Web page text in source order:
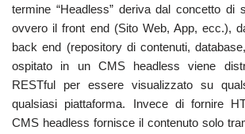
termine “Headless” deriva dal concetto di
ovvero il front end (Sito Web, App, ecc.),
back end (repository di contenuti,
ospitato in un CMS headless viene
RESTful per essere visualizzato su
qualsiasi piattaforma. Invece di fornire
CMS headless fornisce il contenuto solo